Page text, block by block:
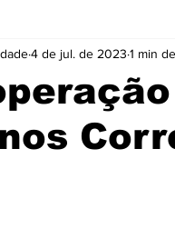
Cidades Coluna
Emprego Enquete
4 de jul. de 2023 1 min
5 estrelas.